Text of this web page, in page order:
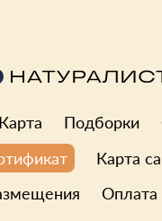
Карта Подборки
Карта
Оплата